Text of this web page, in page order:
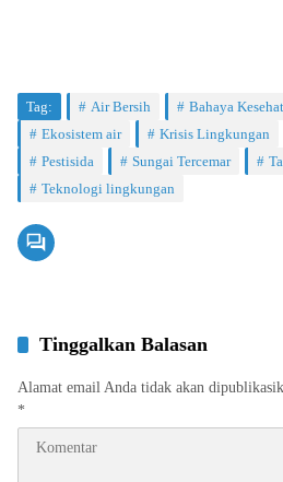
Tag: Air Bersih Bahaya
Ekosistem air
Krisis Lingkungan
Pestisida
Sungai Tercemar
Teknologi lingkungan
Tinggalkan Balasan
Alamat email Anda tidak akan
*